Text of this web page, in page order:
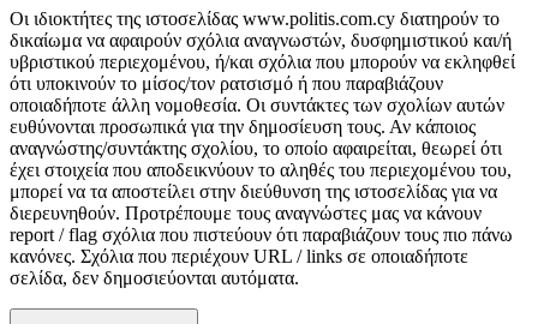
Οι ιδιοκτήτες της ιστοσελίδας www.politis.com.cy διατηρούν το
δικαίωμα να αφαιρούν σχόλια αναγνωστών, δυσφημιστικού και/ή
υβριστικού περιεχομένου, ή/και σχόλια που μπορούν να εκληφθεί
ότι υποκινούν το μίσος/τον ρατσισμό ή που παραβιάζουν
οποιαδήποτε άλλη νομοθεσία. Οι συντάκτες των σχολίων αυτών
ευθύνονται προσωπικά για την δημοσίευση τους. Αν κάποιος
αναγνώστης/συντάκτης σχολίου, το οποίο αφαιρείται, θεωρεί ότι
έχει στοιχεία που αποδεικνύουν το αληθές του περιεχομένου του,
μπορεί να τα αποστείλει στην διεύθυνση της ιστοσελίδας για να
διερευνηθούν. Προτρέπουμε τους αναγνώστες μας να κάνουν
report / flag σχόλια που πιστεύουν ότι παραβιάζουν τους πιο πάνω
κανόνες. Σχόλια που περιέχουν URL / links σε οποιαδήποτε
σελίδα, δεν δημοσιεύονται αυτόματα.